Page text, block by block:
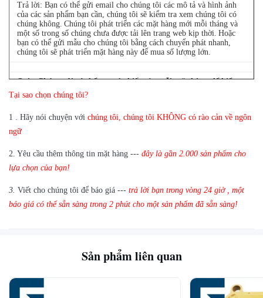
Trả lời: Bạn có thể gửi email cho chúng tôi các mô tả và hình ảnh
của các sản phẩm bạn cần, chúng tôi sẽ kiểm tra xem chúng tôi có
chúng không. Chúng tôi phát triển các mặt hàng mới mỗi tháng và
một số trong số chúng chưa được tải lên trang web kịp thời. Hoặc
bạn có thể gửi mẫu cho chúng tôi bằng cách chuyển phát nhanh,
chúng tôi sẽ phát triển mặt hàng này để mua số lượng lớn.
Q 4 : Chúng tôi có thể mua 1 chiếc của mỗi mặt hàng để kiểm
tra chất lượng không?
Trả lời: Có, chúng tôi rất vui khi gửi 1 cái để kiểm tra chất lượng
nếu chúng tôi có mặt hàng bạn cần trong kho
Tại sao chọn chúng tôi?
1 . Hãy nói chuyện với chúng tôi, chúng tôi KHÔNG có rào cản về ngôn
ngữ
2. Yêu cầu thêm thông tin mặt hàng --- đây là gần 2.000 sản phẩm cho
lựa chọn của bạn!
3. Viết cho chúng tôi để báo giá --- trả lời bạn trong vòng 24 giờ , một
báo giá có thể sẵn sàng trong 2 phút cho một sản phẩm đã sẵn sàng!
Sản phẩm liên quan